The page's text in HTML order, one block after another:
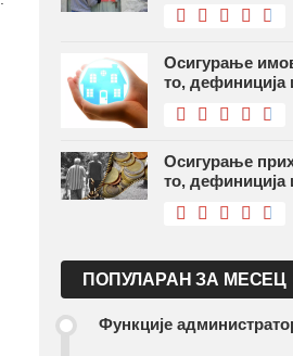
Осигурање
то, дефиниција
Осигурање
то, дефиниција
ПОПУЛАРАН ЗА МЕСЕЦ
Функције